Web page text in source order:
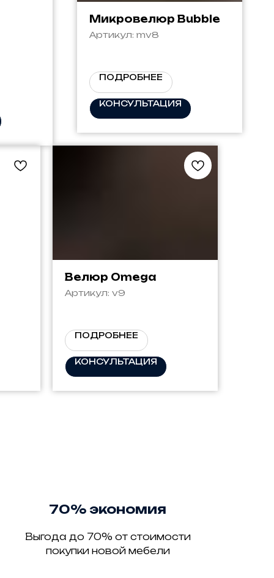
Микровелюр Bubble
Артикул: mv8
ПОДРОБНЕЕ
КОНСУЛЬТАЦИЯ
Велюр Omega
Артикул: v9
ПОДРОБНЕЕ
КОНСУЛЬТАЦИЯ
70% экономия
Выгода до 70% от стоимости
покупки новой мебели